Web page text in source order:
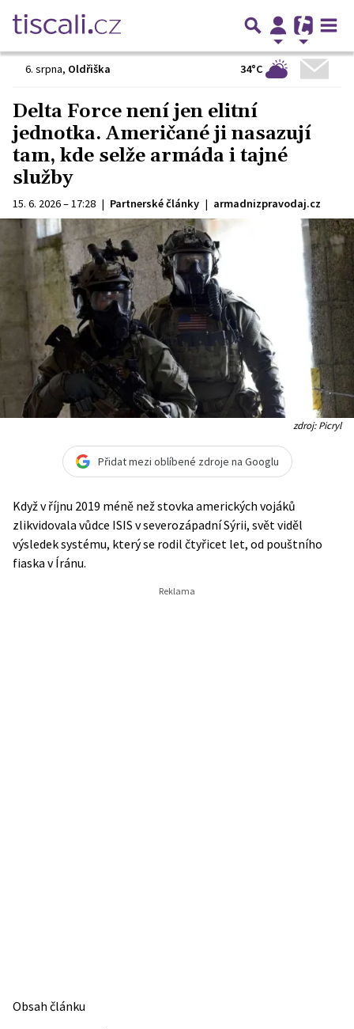
6. srpna, Oldřiška 34°C
Delta Force není jen elitní
jednotka. Američané ji nasazují
tam, kde selže armáda i tajné
služby
15. 6. 2026 – 17:28 | Partnerské články | armadnizpravodaj.cz
zdroj: Picryl
Přidat mezi oblíbené zdroje na Googlu
Když v říjnu 2019 méně než stovka amerických vojáků
zlikvidovala vůdce ISIS v severozápadní Sýrii, svět viděl
výsledek systému, který se rodil čtyřicet let, od pouštního
fiaska v Íránu.
Obsah článku